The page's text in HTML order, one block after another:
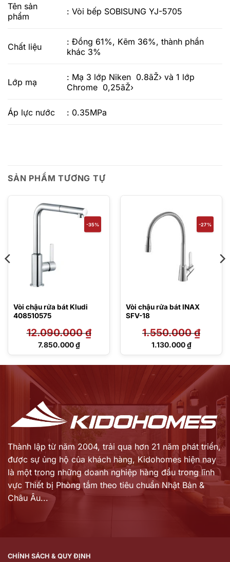
Tên sản
phẩm
: Vòi bếp SOBISUNG YJ-5705
Chất liệu
: Đồng 61%, Kẽm 36%, thành phần
khác 3%
Lớp mạ
: Mạ 3 lớp Niken 0.8ãŽ› và 1 lớp
Chrome 0,25ãŽ›
Áp lực nước : 0.35MPa
SẢN PHẨM TƯƠNG TỰ
-35%
Vòi chậu rửa bát Kludi
408510575
12.090.000₫
Giá
7.850.000₫
Giá
-27%
Vòi chậu rửa bát INAX
SFV-18
1.550.000₫
Giá
1.550.000 ₫.
1.130.000₫
Giá
1.130.000 ₫.
Thành lập từ năm 2004, trải qua hơn 21 năm phát triển,
được sự ủng hộ của khách hàng, Kidohomes hiện nay
là một trong những doanh nghiệp hàng đầu trong lĩnh
vực Thiết bị Phòng tắm theo tiêu chuẩn Nhật Bản &
Châu Âu...
CHÍNH SÁCH & QUY ĐỊNH